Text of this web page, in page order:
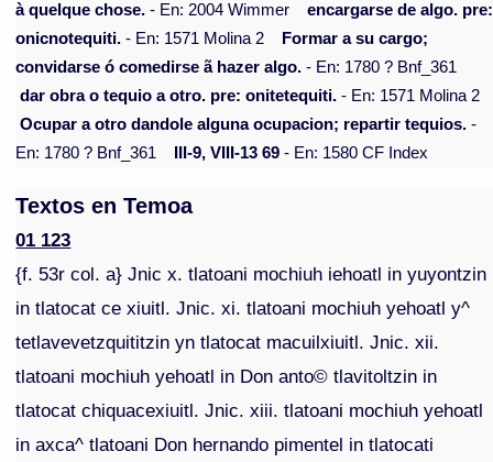
à quelque chose. - En: 2004 Wimmer
encargarse de algo. pre:
onicnotequiti. - En: 1571 Molina 2
Formar a su cargo;
convidarse ó comedirse ã hazer algo. - En: 1780 ? Bnf_361
dar obra o tequio a otro. pre: onitetequiti. - En: 1571 Molina 2
Ocupar a otro dandole alguna ocupacion; repartir tequios. -
En: 1780 ? Bnf_361
III-9, VIII-13 69 - En: 1580 CF Index
Textos en Temoa
01 123
{f. 53r col. a} Jnic x. tlatoani mochiuh iehoatl in yuyontzin
in tlatocat ce xiuitl. Jnic. xi. tlatoani mochiuh yehoatl y^
tetlavevetzquititzin yn tlatocat macuilxiuitl. Jnic. xii.
tlatoani mochiuh yehoatl in Don anto© tlavitoltzin in
tlatocat chiquacexiuitl. Jnic. xiii. tlatoani mochiuh yehoatl
in axca^ tlatoani Don hernando pimentel in tlatocati